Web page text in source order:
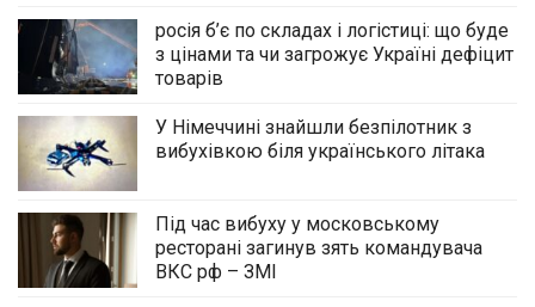
росія б’є по складах і логістиці: що буде
з цінами та чи загрожує Україні дефіцит
товарів
У Німеччині знайшли безпілотник з
вибухівкою біля українського літака
Під час вибуху у московському
ресторані загинув зять командувача
ВКС рф – ЗМІ